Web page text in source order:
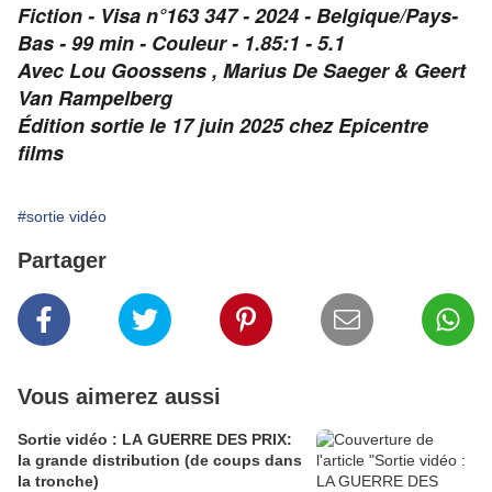
Fiction - Visa n°163 347 - 2024 - Belgique/Pays-
Bas - 99 min - Couleur - 1.85:1 - 5.1
Avec Lou Goossens , Marius De Saeger & Geert
Van Rampelberg
Édition sortie le 17 juin 2025 chez Epicentre
films
#sortie vidéo
Partager
Vous aimerez aussi
Sortie vidéo : LA GUERRE DES PRIX:
la grande distribution (de coups dans
la tronche)